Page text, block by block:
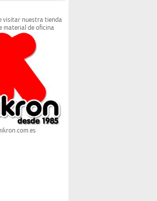
visitar nuestra tienda
material de oficina